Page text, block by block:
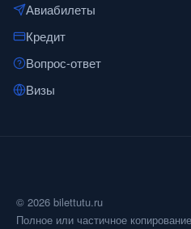
Авиабилеты
Кредит
Вопрос-ответ
Визы
© 2026 bilettutu.ru
Полное или частичное